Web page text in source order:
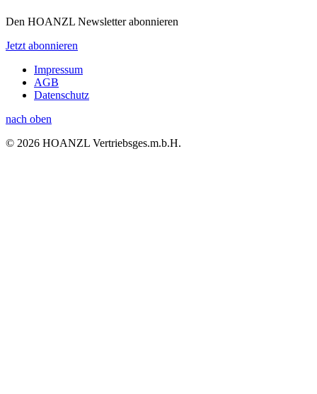
Den HOANZL Newsletter abonnieren
Jetzt abonnieren
Impressum
AGB
Datenschutz
nach oben
© 2026 HOANZL Vertriebsges.m.b.H.